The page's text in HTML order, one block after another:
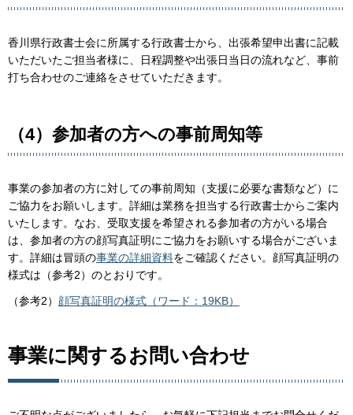
香川県行政書士会に所属する行政書士から、出張希望申出書に記載
いただいたご担当者様に、日程調整や出張日当日の流れなど、事前
打ち合わせのご連絡をさせていただきます。
（4）参加者の方への事前周知等
事業の参加者の方に対しての事前周知（支援に必要な書類など）に
ご協力をお願いします。詳細は業務を担当する行政書士からご案内
いたします。なお、受取支援を希望される参加者の方がいる場合
は、参加者の方の顔写真証明にご協力をお願いする場合がございま
す。詳細は冒頭の事業の詳細資料をご確認ください。顔写真証明の
様式は（参考2）のとおりです。
（参考2） 顔写真証明の様式（ワード：19KB）
事業に関するお問い合わせ